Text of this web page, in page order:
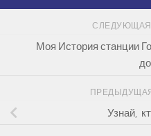
Моя История станции
Узнай,